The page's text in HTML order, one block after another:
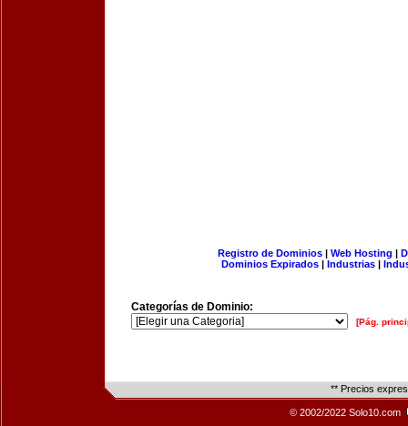
Registro de Dominios| Web Hosting |
Dominios Expirados | Industrias |
Categorías de Dominio:
[Pág.
** Precios
© 2002/2022 Solo10.com